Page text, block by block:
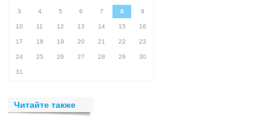
3 4 5 6 7 8 9
10 11 12 13 14 15 16
17 18 19 20 21 22 23
24 25 26 27 28 29 30
31
Читайте также